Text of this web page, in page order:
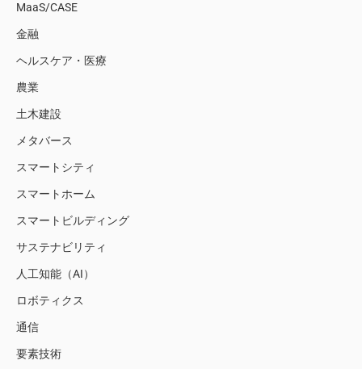
MaaS/CASE
金融
ヘルスケア・医療
農業
土木建設
メタバース
スマートシティ
スマートホーム
スマートビルディング
サステナビリティ
人工知能（AI）
ロボティクス
通信
要素技術